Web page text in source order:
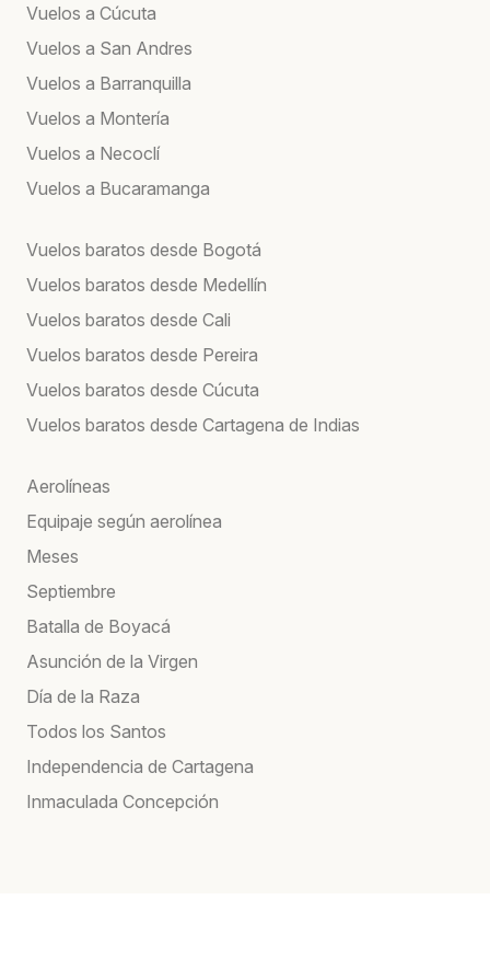
Vuelos a Cúcuta
Vuelos a San Andres
Vuelos a Barranquilla
Vuelos a Montería
Vuelos a Necoclí
Vuelos a Bucaramanga
Vuelos baratos desde Bogotá
Vuelos baratos desde Medellín
Vuelos baratos desde Cali
Vuelos baratos desde Pereira
Vuelos baratos desde Cúcuta
Vuelos baratos desde Cartagena de Indias
Aerolíneas
Equipaje según aerolínea
Meses
Septiembre
Batalla de Boyacá
Asunción de la Virgen
Día de la Raza
Todos los Santos
Independencia de Cartagena
Inmaculada Concepción